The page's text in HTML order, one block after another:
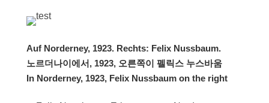
Auf Norderney, 1923. Rechts: Felix Nussbaum.
노르더나이에서, 1923, 오른쪽이 펠릭스 누스바움
In Norderney, 1923, Felix Nussbaum on the right